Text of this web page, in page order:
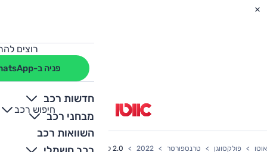
רוצים
פניה ב-WhatsApp
חדשות רכב
מבחני רכב
השוואות רכב
חיפוש רכב
+
-
אוטו פולקסווגן טרנספורטר 2022 2.0 ל' דיזל (110 כ"ס), אוט', קומבי ארוך